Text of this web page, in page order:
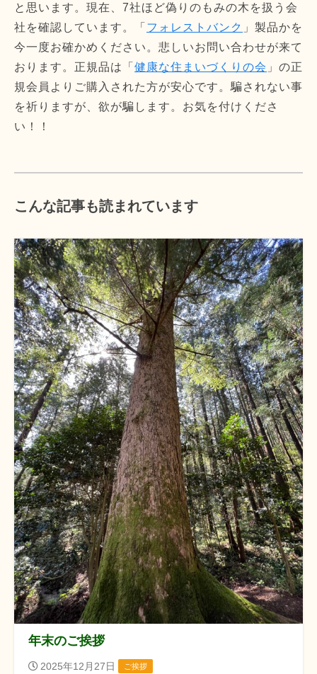
と思います。現在、7社ほど偽りのもみの木を扱う会
社を確認しています。「 フォレストバンク 」製品かを
今一度お確かめください。悲しいお問い合わせが来て
おります。正規品は「 健康な住まいづくりの会 」の正
規会員よりご購入された方が安心です。騙されない事
を祈りますが、欲が騙します。お気を付けくださ
い！！
こんな記事も読まれています
年末のご挨拶
2025年12月27日 ご挨拶